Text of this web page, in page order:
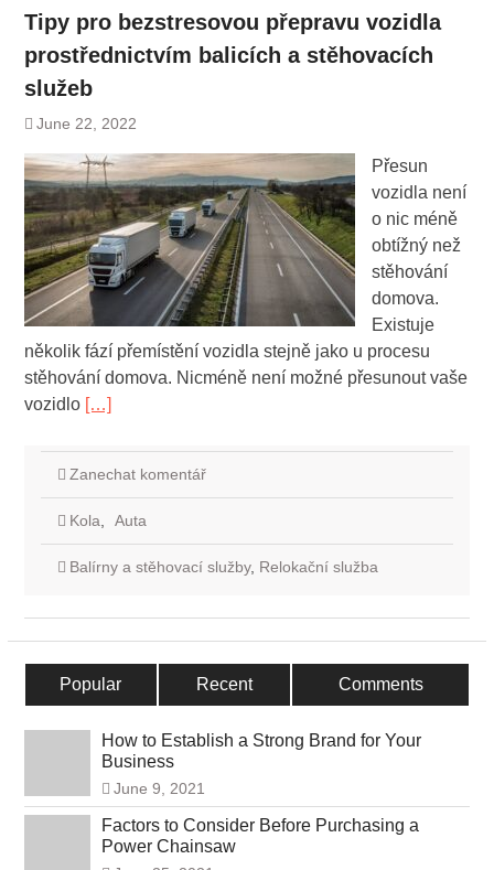
Tipy pro bezstresovou přepravu vozidla
prostřednictvím balicích a stěhovacích
služeb
June 22, 2022
Přesun
vozidla není
o nic méně
obtížný než
stěhování
domova.
Existuje
několik fází přemístění vozidla stejně jako u procesu
stěhování domova. Nicméně není možné přesunout vaše
vozidlo […]
Zanechat komentář
Kola, Auta
Balírny a stěhovací služby, Relokační služba
Popular Recent Comments
How to Establish a Strong Brand for Your
Business
June 9, 2021
Factors to Consider Before Purchasing a
Power Chainsaw